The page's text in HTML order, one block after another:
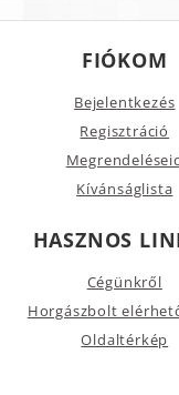
FIÓKOM
Bejelentkezés
Regisztráció
Kívánságlista
HASZNOS
Cégünkről
Horgászbolt
Oldaltérkép